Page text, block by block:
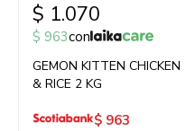
$ 1.070
$ 963con
GEMON KITTEN CHICKEN
& RICE 2 KG
$ 963